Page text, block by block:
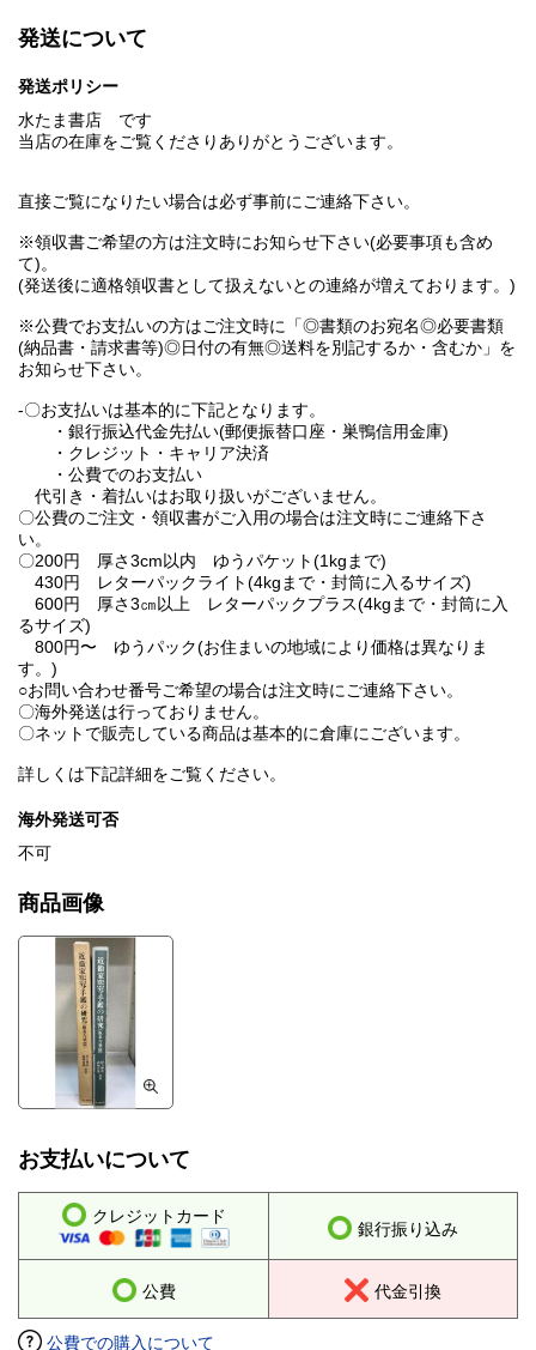
発送について
発送ポリシー
水たま書店 です
当店の在庫をご覧くださりありがとうございます。
直接ご覧になりたい場合は必ず事前にご連絡下さい。
※領収書ご希望の方は注文時にお知らせ下さい(必要事項も含め
て)。
(発送後に適格領収書として扱えないとの連絡が増えております。)
※公費でお支払いの方はご注文時に「◎書類のお宛名◎必要書類
(納品書・請求書等)◎日付の有無◎送料を別記するか・含むか」を
お知らせ下さい。
-〇お支払いは基本的に下記となります。
・銀行振込代金先払い(郵便振替口座・巣鴨信用金庫)
・クレジット・キャリア決済
・公費でのお支払い
代引き・着払いはお取り扱いがございません。
〇公費のご注文・領収書がご入用の場合は注文時にご連絡下さ
い。
〇200円 厚さ3cm以内 ゆうパケット(1kgまで)
430円 レターパックライト(4kgまで・封筒に入るサイズ)
600円 厚さ3㎝以上 レターパックプラス(4kgまで・封筒に入
るサイズ)
800円〜 ゆうパック(お住まいの地域により価格は異なりま
す。)
○お問い合わせ番号ご希望の場合は注文時にご連絡下さい。
〇海外発送は行っておりません。
〇ネットで販売している商品は基本的に倉庫にございます。
詳しくは下記詳細をご覧ください。
海外発送可否
不可
商品画像
お支払いについて
クレジットカード
銀行振り込み
公費 代金引換
公費での購入について